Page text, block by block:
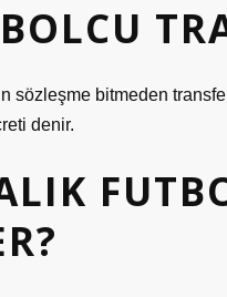
sözleşme bitmeden
denir.